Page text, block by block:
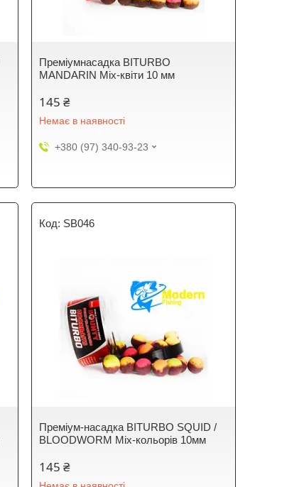
Преміумнасадка BITURBO
MANDARIN Mix-квіти 10 мм
145 ₴
Немає в наявності
+380 (97) 340-93-23
SB046
Преміум-насадка BITURBO SQUID /
BLOODWORM Mix-кольорів 10мм
145 ₴